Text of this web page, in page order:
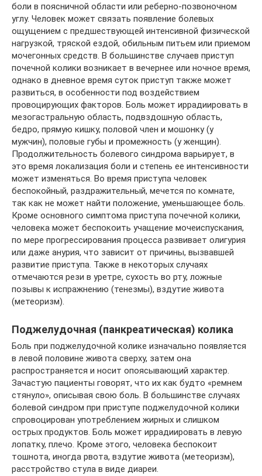
боли в поясничной области или реберно-позвоночном
углу. Человек может связать появление болевых
ощущением с предшествующей интенсивной физической
нагрузкой, тряской ездой, обильным питьем или приемом
мочегонных средств. В большинстве случаев приступ
почечной колики возникает в вечернее или ночное время,
однако в дневное время суток приступ также может
развиться, в особенности под воздействием
провоцирующих факторов. Боль может иррадиировать в
мезогастральную область, подвздошную область,
бедро, прямую кишку, половой член и мошонку (у
мужчин), половые губы и промежность (у женщин).
Продолжительность болевого синдрома варьирует, в
это время локализация боли и степень ее интенсивности
может изменяться. Во время приступа человек
беспокойный, раздражительный, мечется по комнате,
так как не может найти положение, уменьшающее боль.
Кроме основного симптома приступа почечной колики,
человека может беспокоить учащение мочеиспускания,
по мере прогрессирования процесса развивает олигурия
или даже анурия, что зависит от причины, вызвавшей
развитие приступа. Также в некоторых случаях
отмечаются рези в уретре, сухость во рту, ложные
позывы к испражнению (тенезмы), вздутие живота
(метеоризм).
Поджелудочная (панкреатическая) колика
Боль при поджелудочной колике изначально появляется
в левой половине живота сверху, затем она
распространяется и носит опоясывающий характер.
Зачастую пациенты говорят, что их как будто «ремнем
стянуло», описывая свою боль. В большинстве случаях
болевой синдром при приступе поджелудочной колики
спровоцирован употреблением жирных и слишком
острых продуктов. Боль может иррадиировать в левую
лопатку, плечо. Кроме этого, человека беспокоит
тошнота, иногда рвота, вздутие живота (метеоризм),
расстройство стула в виде диареи.